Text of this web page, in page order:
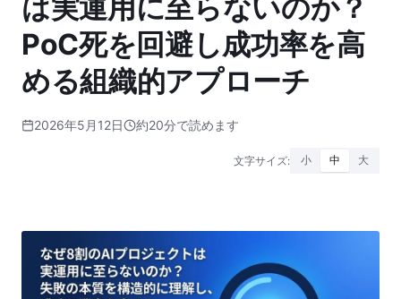
は実運用に至らないのか？
PoC死を回避し成功率を高
める組織的アプローチ
2026年5月12日 約20分で読めます
文字サイズ: 小 中 大